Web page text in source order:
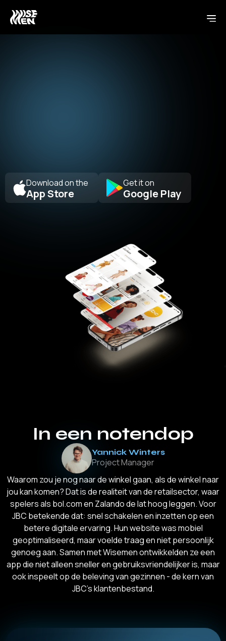
Download on the
App Store
Get it on
Google Play
In een notendop
Yannick Winters
Project Manager
Waarom zou je nog naar de winkel gaan, als de winkel naar
jou kan komen? Dat is de realiteit van de retailsector, waar
spelers als bol.com en Zalando de lat hoog leggen. Voor
JBC betekende dat: snel schakelen en inzetten op een
betere digitale ervaring. Hun website was mobiel
geoptimaliseerd, maar voelde traag en niet persoonlijk
genoeg aan. Samen met Wisemen ontwikkelden ze een
app die niet alleen sneller en gebruiksvriendelijker is, maar
ook inspeelt op de beleving van gezinnen - de kern van
JBC’s klantenbestand.